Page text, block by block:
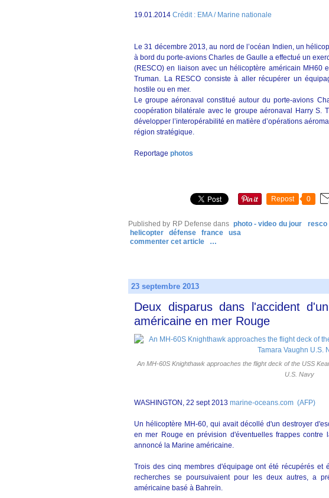
19.01.2014 Crédit : EMA / Marine nationale
Le 31 décembre 2013, au nord de l’océan Indien, un
à bord du porte-avions Charles de Gaulle a effectué un
(RESCO) en liaison avec un hélicoptère américain MH60
Truman. La RESCO consiste à aller récupérer un
hostile ou en mer.
Le groupe aéronaval constitué autour du porte-avions
coopération bilatérale avec le groupe aéronaval Harry S.
développer l’interopérabilité en matière d’opérations
région stratégique.
Reportage photos
Repost 0
Published by RP Defense dans photo - video du jour resco
helicopter
défense france
usa
commenter cet article
…
23 septembre 2013
Deux disparus dans l'accident
américaine en mer Rouge
An MH-60S Knighthawk approaches the flight deck of the USS
U.S. Navy
WASHINGTON, 22 sept 2013 marine-oceans.com (AFP)
Un hélicoptère MH-60, qui avait décollé d'un destroyer
en mer Rouge en prévision d'éventuelles frappes contre
annoncé la Marine américaine.
Trois des cinq membres d'équipage ont été récupérés et
recherches se poursuivaient pour les deux autres, a
américaine basé à Bahreïn.